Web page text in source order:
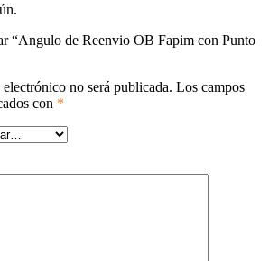
“Angulo de Reenvio OB Fapim con Punto
no será publicada. Los campos
con *